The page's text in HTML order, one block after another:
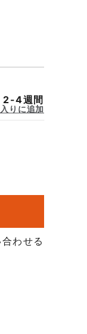
2-4週間
りに追加
わせる